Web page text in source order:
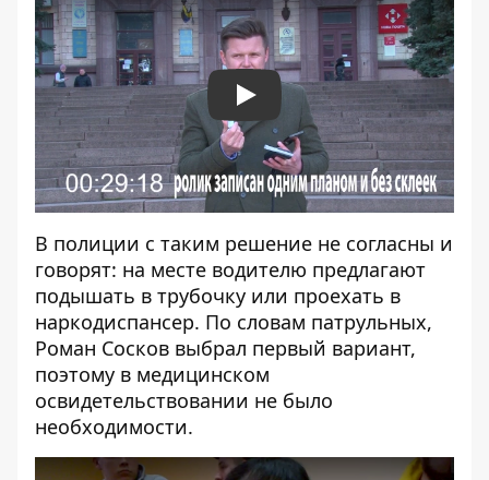
Play
В полиции с таким решение не согласны и
говорят: на месте водителю предлагают
подышать в трубочку или проехать в
наркодиспансер. По словам патрульных,
Роман Сосков выбрал первый вариант,
поэтому в медицинском
освидетельствовании не было
необходимости.